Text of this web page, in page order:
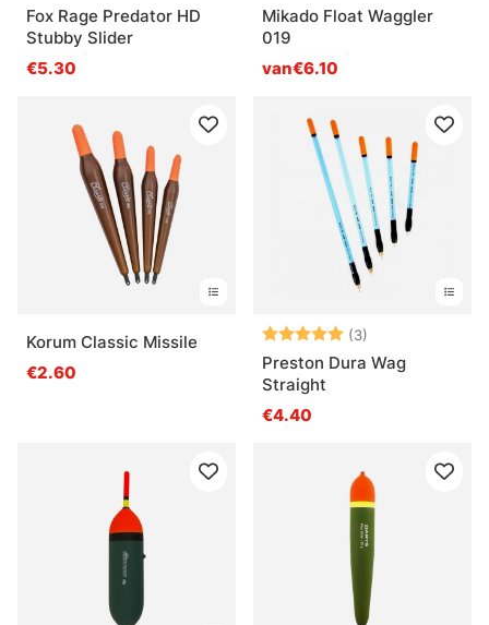
Fox Rage Predator HD
Stubby Slider
€5.30
Mikado Float Waggler
019
van€6.10
Korum Classic Missile
€2.60
Beoordeling:
(3)
Preston Dura Wag
Straight
€4.40